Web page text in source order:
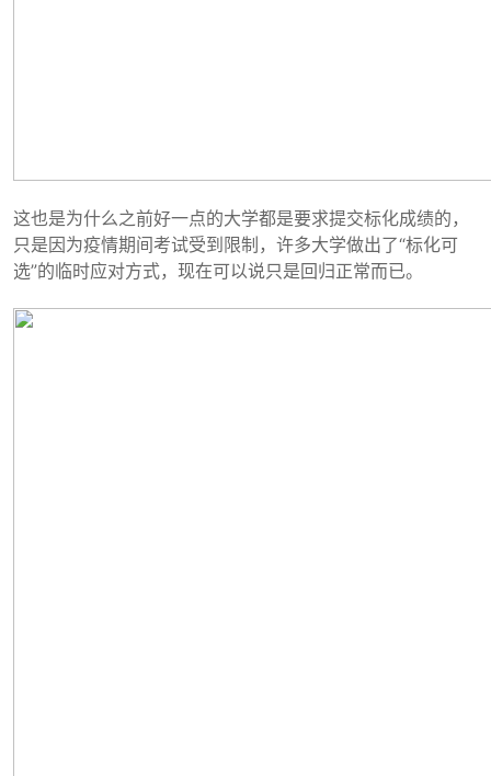
这也是为什么之前好一点的大学都是要求提交标化成绩的，
只是因为疫情期间考试受到限制，许多大学做出了“标化可
选”的临时应对方式，现在可以说只是回归正常而已。